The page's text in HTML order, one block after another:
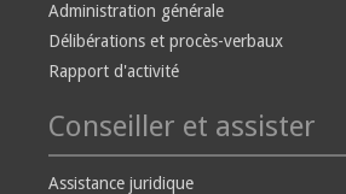
Administration générale
Délibérations et procès-verbaux
Rapport d'activité
Conseiller et assister
Assistance juridique